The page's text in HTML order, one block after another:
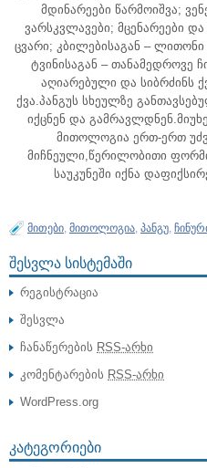
მდინარეები წარმოიშვა;
ვარსკვლავები; მცენარეები
ცვარი; კბილებისაგან –
ტვინისაგან – თანამედროვე
აღიარებული და სიბრძინს
ქვა.პანგუს სხეულზე
იქცნენ და
მითოლოგია ერთ-ერთ
მიჩნეული,წერილობითი
საუკუნეში იქნა
მითები, მითოლოგია, პანგუ,
ᲨᲔᲡᲕᲚᲐ ᲡᲘᲡᲢᲔᲛᲐᲨᲘ
რეგისტრაცია
შესვლა
ჩანაწერების RSS-არხი
კომენტარების RSS-არხი
WordPress.org
ᲙᲐᲢᲔᲒᲝᲠᲘᲔᲑᲘ